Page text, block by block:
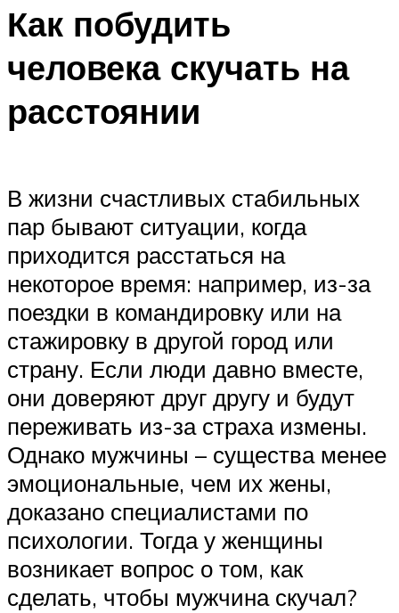
Как побудить
человека скучать на
расстоянии
В жизни счастливых стабильных
пар бывают ситуации, когда
приходится расстаться на
некоторое время: например, из-за
поездки в командировку или на
стажировку в другой город или
страну. Если люди давно вместе,
они доверяют друг другу и будут
переживать из-за страха измены.
Однако мужчины – существа менее
эмоциональные, чем их жены,
доказано специалистами по
психологии. Тогда у женщины
возникает вопрос о том, как
сделать, чтобы мужчина скучал?